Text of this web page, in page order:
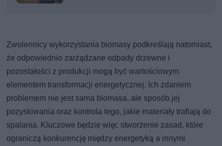
Zwolennicy wykorzystania biomasy podkreślają natomiast,
że odpowiednio zarządzane odpady drzewne i
pozostałości z produkcji mogą być wartościowym
elementem transformacji energetycznej. Ich zdaniem
problemem nie jest sama biomasa, ale sposób jej
pozyskiwania oraz kontrola tego, jakie materiały trafiają do
spalania. Kluczowe będzie więc stworzenie zasad, które
ograniczą konkurencję między energetyką a innymi